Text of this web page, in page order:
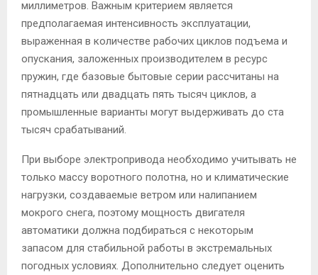
миллиметров. Важным критерием является
предполагаемая интенсивность эксплуатации,
выраженная в количестве рабочих циклов подъема и
опускания, заложенных производителем в ресурс
пружин, где базовые бытовые серии рассчитаны на
пятнадцать или двадцать пять тысяч циклов, а
промышленные варианты могут выдерживать до ста
тысяч срабатываний.
При выборе электропривода необходимо учитывать не
только массу воротного полотна, но и климатические
нагрузки, создаваемые ветром или налипанием
мокрого снега, поэтому мощность двигателя
автоматики должна подбираться с некоторым
запасом для стабильной работы в экстремальных
погодных условиях. Дополнительно следует оценить